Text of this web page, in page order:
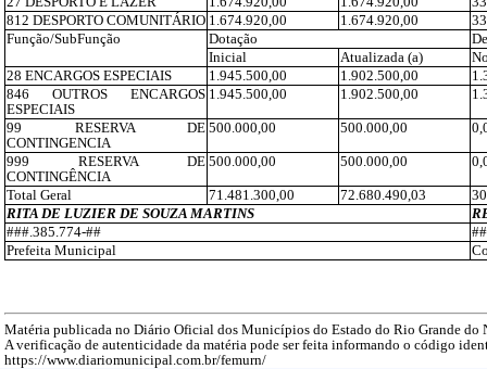
812 DESPORTO COMUNITÁRIO 1.674.920,00 1.674.920,00
Função/SubFunção
Dotação
Inicial
Atualizada (a)
28 ENCARGOS ESPECIAIS
1.945.500,00 1.902.500,00
846 OUTROS ENCARGOS
ESPECIAIS
1.945.500,00 1.902.500,00
99 RESERVA DE
CONTINGENCIA
500.000,00 500.000,00
999 RESERVA DE
CONTINGÊNCIA
500.000,00 500.000,00
Total Geral 71.481.300,00 72.680.490,03
RITA DE LUZIER DE SOUZA MARTINS
###.385.774-##
Prefeita Municipal
Matéria publicada no Diário Oficial dos Municípios do Estado do Rio Grande do
A verificação de autenticidade da matéria pode ser feita informando o código
https://www.diariomunicipal.com.br/femurn/